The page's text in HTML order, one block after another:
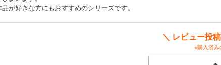
もタイでもない、第三国の影が……！
が好きな方にもおすすめのシリーズです。
＼ レビュー投
※購入済